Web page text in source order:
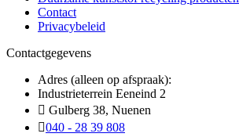
Contact
Privacybeleid
Contactgegevens
Adres (alleen op afspraak):
Industrieterrein Eeneind 2
Gulberg 38, Nuenen
040 - 28 39 808